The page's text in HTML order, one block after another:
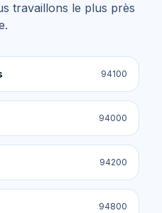
travaillons le plus près
.
94100
94000
94200
94800